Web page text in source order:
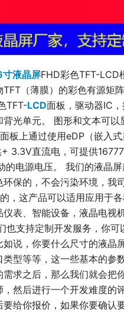
寸液晶屏FHD彩色TFT-LCD
（薄膜）的彩色有源矩
TFT-LCD面板，驱动器IC
背光单元。 图形和文本可以
板上通过使用eDP（嵌入式
3.3V直流电，可提供
的电源电压。 我们的液晶
保的，不会污染环境，我
，这产品可以适用应用于
表、智能设备，液晶电视
也支持定制开发服务，你可
说，你要什么尺寸的液晶
型等等，这一些基本的参
求之后，那么我们就会把
，然后进行一个开发难度的
给你报价，如果你要确认